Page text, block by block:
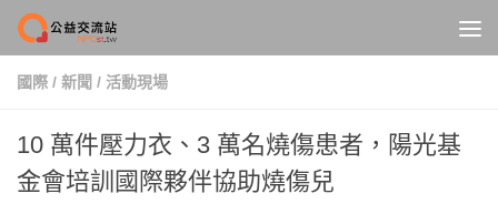
Skip to content
國際 / 新聞 / 活動現場
10 萬件壓力衣、3 萬名燒傷患者，陽光基
金會培訓國際夥伴協助燒傷兒